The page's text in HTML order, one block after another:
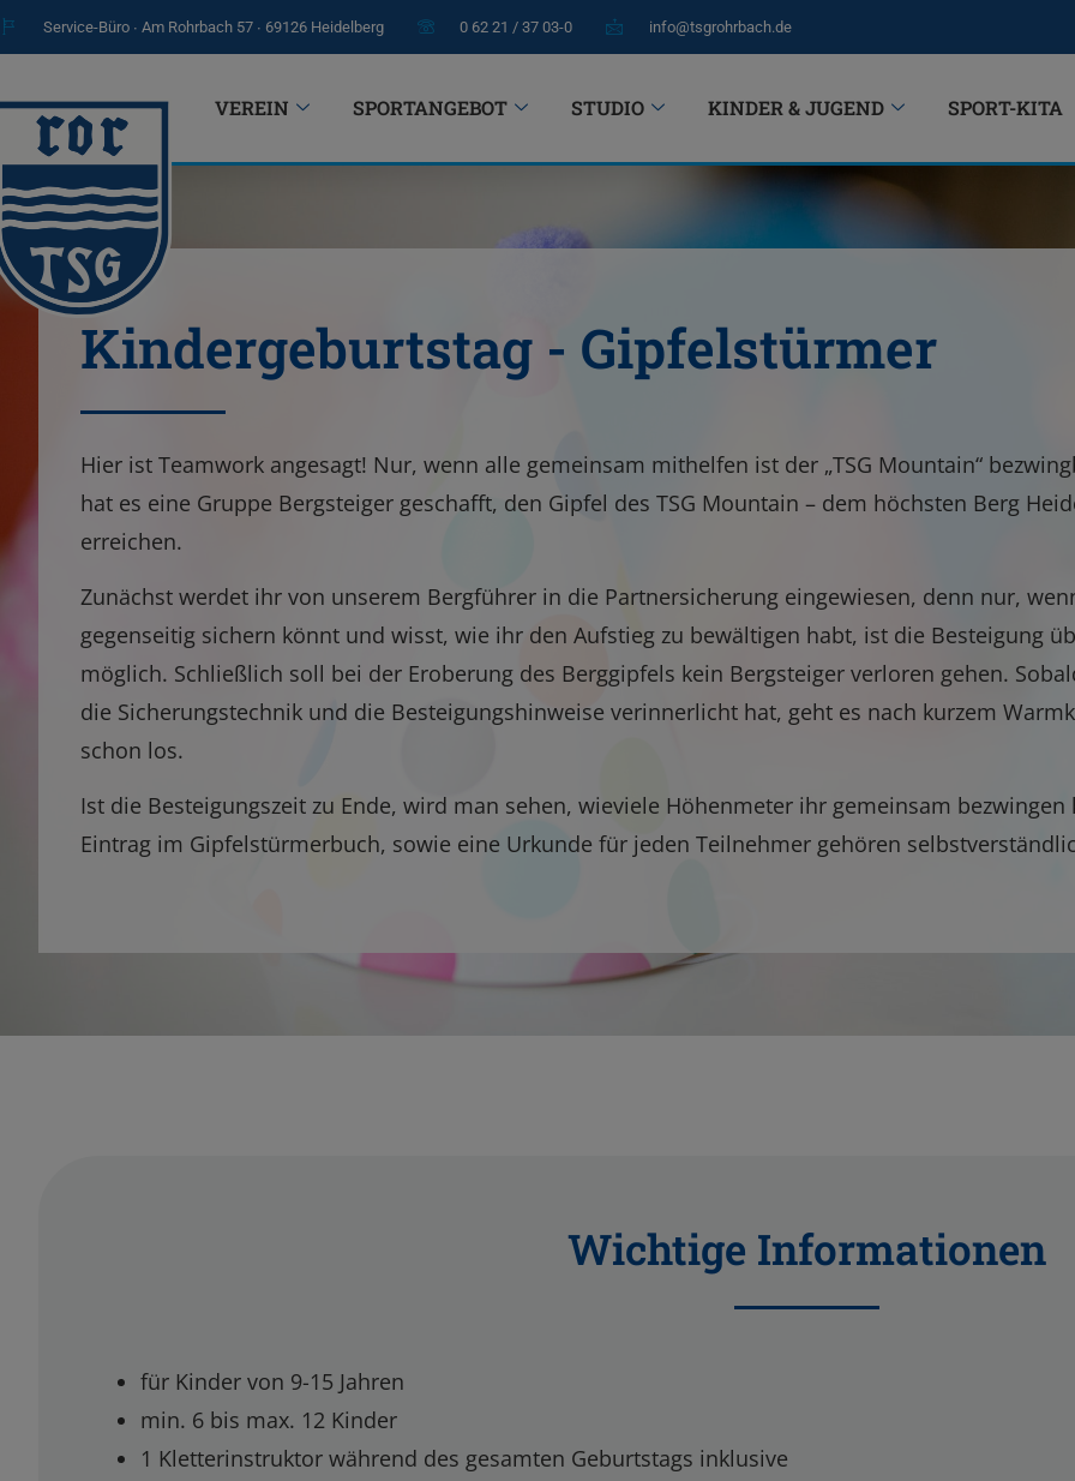
Service-Büro ∙ Am Rohrbach 57 ∙ 69126 Heidelberg 0 62 21 / 37 03-0 info@tsgrohrbach.de
VEREIN SPORTANGEBOT STUDIO KINDER & JUGEND SPORT-KITA
Kindergeburtstag - Gipfelstürmer
Hier ist Teamwork angesagt! Nur, wenn alle gemeinsam mithelfen ist der „TSG Mountain“
hat es eine Gruppe Bergsteiger geschafft, den Gipfel des TSG Mountain – dem höchsten Berg
erreichen.
Zunächst werdet ihr von unserem Bergführer in die Partnersicherung eingewiesen, denn nur,
gegenseitig sichern könnt und wisst, wie ihr den Aufstieg zu bewältigen habt, ist die Besteigung
möglich. Schließlich soll bei der Eroberung des Berggipfels kein Bergsteiger verloren gehen.
die Sicherungstechnik und die Besteigungshinweise verinnerlicht hat, geht es nach kurzem
schon los.
Ist die Besteigungszeit zu Ende, wird man sehen, wieviele Höhenmeter ihr gemeinsam bezwingen
Eintrag im Gipfelstürmerbuch, sowie eine Urkunde für jeden Teilnehmer gehören
Wichtige Informationen
für Kinder von 9-15 Jahren
min. 6 bis max. 12 Kinder
1 Kletterinstruktor während des gesamten Geburtstags inklusive